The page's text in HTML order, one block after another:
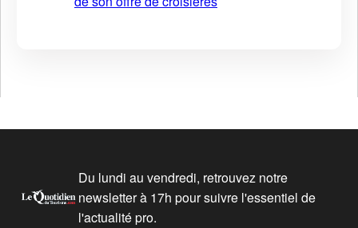
Du lundi au vendredi, retrouvez notre
newsletter à 17h pour suivre l'essentiel de
l'actualité pro.